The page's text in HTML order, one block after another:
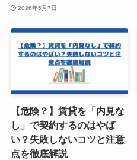
2026年5月7日
【危険？】賃貸を「内見な
し」で契約するのはやば
い？失敗しないコツと注意
点を徹底解説